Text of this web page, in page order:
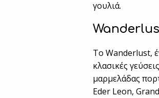
γουλιά.
To Wanderlust,
κλασικές
μαρμελάδας
Eder Leon,